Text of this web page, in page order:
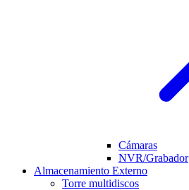
Cámaras
NVR/Grabador
Almacenamiento Externo
Torre multidiscos